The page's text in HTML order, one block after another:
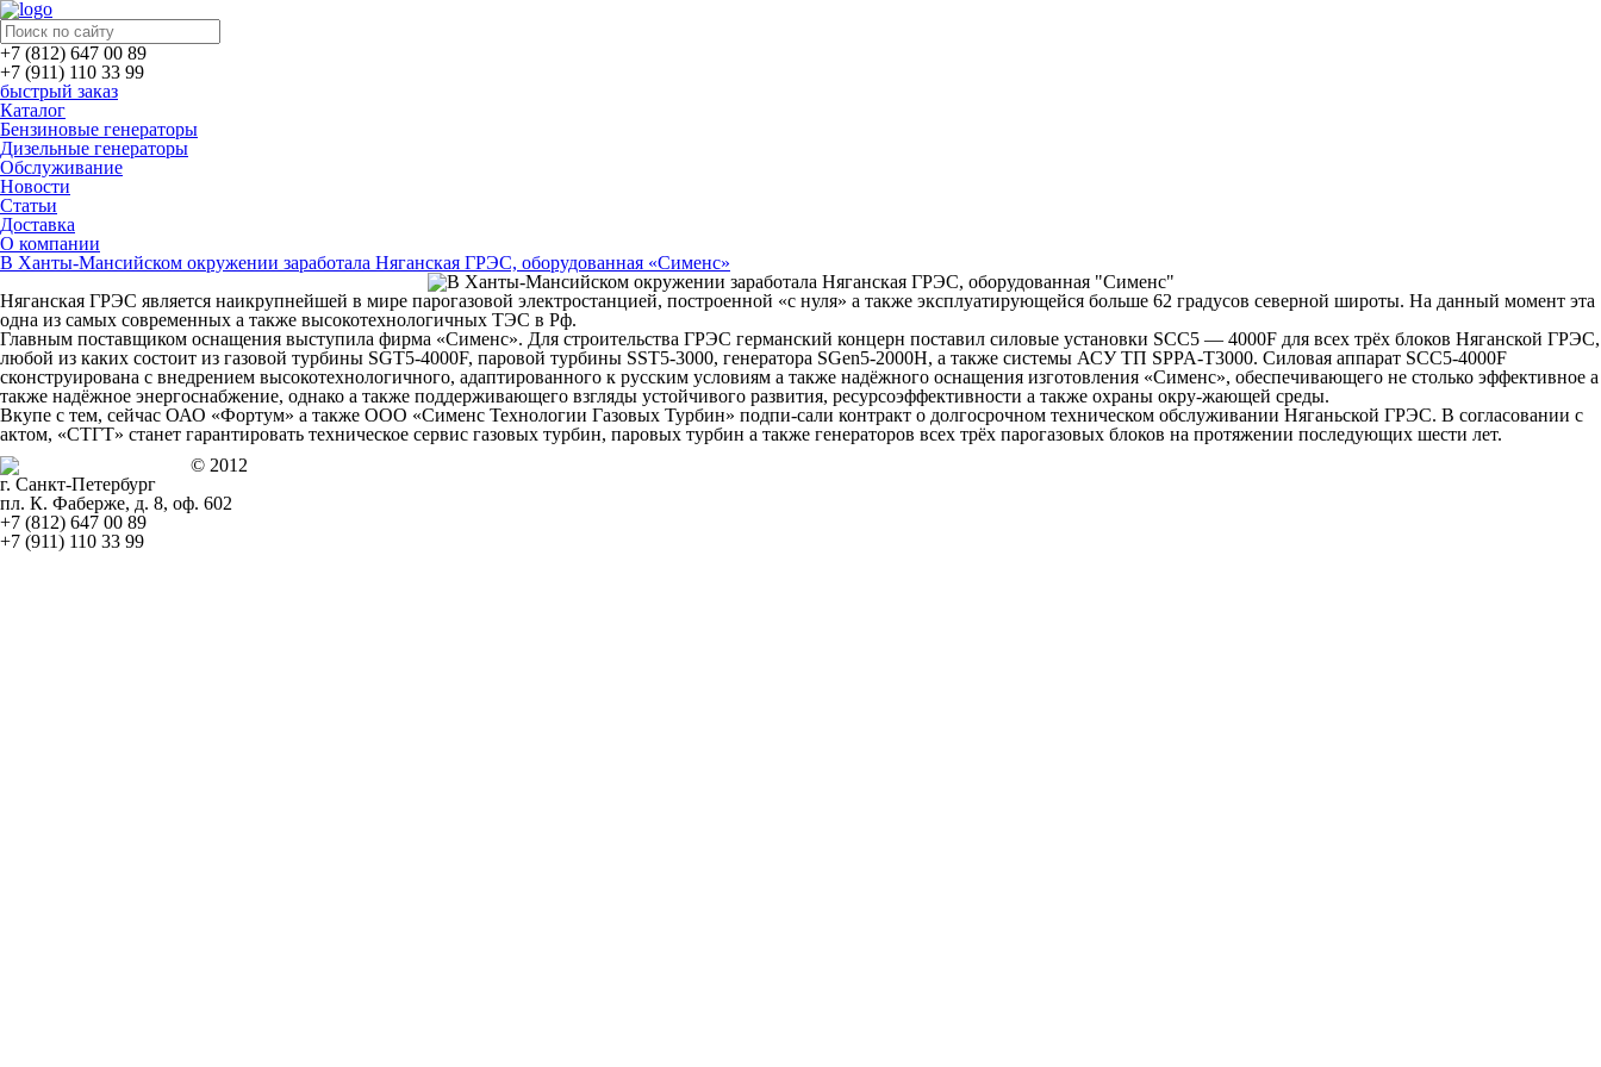
+7 (812) 647 00 89
+7 (911) 110 33 99
быстрый заказ
Каталог
Бензиновые генераторы
Дизельные генераторы
Обслуживание
Новости
Статьи
Доставка
О компании
В Ханты-Мансийском окружении заработала Няганская ГРЭС, оборудованная «Сименс»
Няганская ГРЭС является наикрупнейшей в мире парогазовой электростанцией, построенной «с нуля» а также эксплуатирующейся больше 62 градусов северной широты. На данный момент эта
одна из самых современных а также высокотехнологичных ТЭС в Рф.
Главным поставщиком оснащения выступила фирма «Сименс». Для строительства ГРЭС германский концерн поставил силовые установки SCC5 — 4000F для всех трёх блоков Няганской ГРЭС,
любой из каких состоит из газовой турбины SGT5-4000F, паровой турбины SST5-3000, генератора SGen5-2000H, а также системы АСУ ТП SPPA-T3000. Силовая аппарат SCC5-4000F
сконструирована с внедрением высокотехнологичного, адаптированного к русским условиям а также надёжного оснащения изготовления «Сименс», обеспечивающего не столько эффективное а
также надёжное энергоснабжение, однако а также поддерживающего взгляды устойчивого развития, ресурсоэффективности а также охраны окру-жающей среды.
Вкупе с тем, сейчас ОАО «Фортум» а также ООО «Сименс Технологии Газовых Турбин» подпи-сали контракт о долгосрочном техническом обслуживании Няганьской ГРЭС. В согласовании с
актом, «СТГТ» станет гарантировать техническое сервис газовых турбин, паровых турбин а также генераторов всех трёх парогазовых блоков на протяжении последующих шести лет.
© 2012
г. Санкт-Петербург
пл. К. Фаберже, д. 8, оф. 602
+7 (812) 647 00 89
+7 (911) 110 33 99